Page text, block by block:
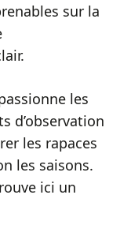
sur la
les
d’observation
les rapaces
les saisons.
ici un